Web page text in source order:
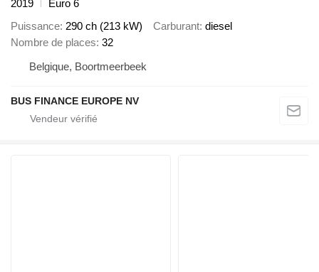
2019
Euro 6
Puissance 290 ch (213 kW) Carburant diesel
Nombre de places 32
Belgique, Boortmeerbeek
BUS FINANCE EUROPE NV